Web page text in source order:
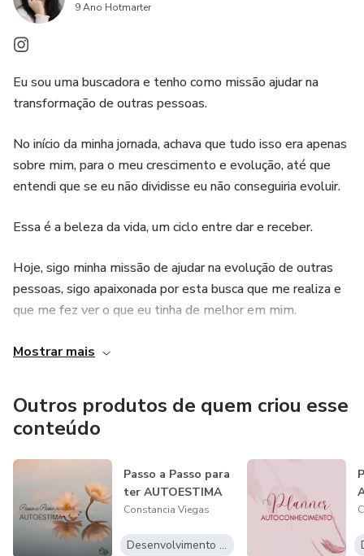
9 Ano Hotmarter
Eu sou uma buscadora e tenho como missão ajudar na
transformação de outras pessoas.
No início da minha jornada, achava que tudo isso era apenas
sobre mim, para o meu crescimento e evolução, até que
entendi que se eu não dividisse eu não conseguiria evoluir.
Essa é a beleza da vida, um ciclo entre dar e receber.
Hoje, sigo minha missão de ajudar na evolução de outras
pessoas, sigo apaixonada por esta busca que me realiza e
que me fez ver o que eu tinha de melhor em mim.
Hoje, sou melhor, porque fui quem fui ontem, honro todos
Mostrar mais
Outros produtos de quem criou esse
conteúdo
Passo a Passo para
ter AUTOESTIMA
Constancia Viegas
Desenvolvimento Pessoal